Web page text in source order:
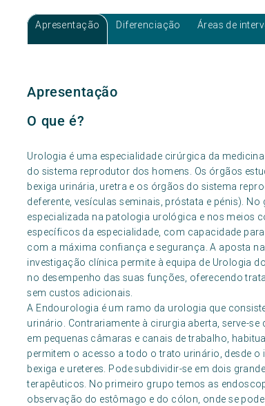
Apresentação Diferenciação Áreas de
Apresentação
O que é?
Urologia é uma especialidade cirúrgica da
do sistema reprodutor dos homens. Os órgãos
bexiga urinária, uretra e os órgãos do sistema
deferente, vesículas seminais, próstata e pénis).
especializada na patologia urológica e nos meios
específicos da especialidade, com capacidade
com a máxima confiança e segurança. A aposta
investigação clínica permite à equipa de Urologia
no desempenho das suas funções, oferecendo
sem custos adicionais.
A Endourologia é um ramo da urologia que
urinário. Contrariamente à cirurgia aberta, serve-
em pequenas câmaras e canais de trabalho,
permitem o acesso a todo o trato urinário, desde
bexiga e ureteres. Pode subdividir-se em dois
terapêuticos. No primeiro grupo temos as
observação do estômago e do cólon, onde se